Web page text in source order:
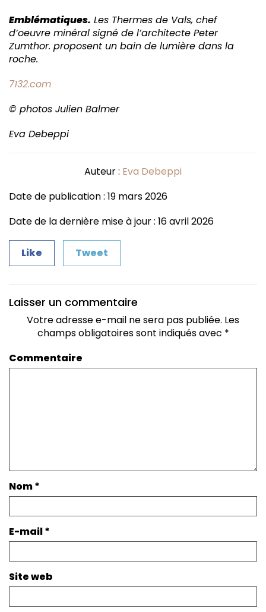
Emblématiques. Les Thermes de Vals, chef
d’oeuvre minéral signé de l’architecte Peter
Zumthor. proposent un bain de lumière dans la
roche.
7132.com
© photos Julien Balmer
Eva Debeppi
Auteur : Eva Debeppi
Date de publication : 19 mars 2026
Date de la dernière mise à jour : 16 avril 2026
Like Tweet
Laisser un commentaire
Votre adresse e-mail ne sera pas publiée. Les
champs obligatoires sont indiqués avec *
Commentaire
Nom*
E-mail*
Site web